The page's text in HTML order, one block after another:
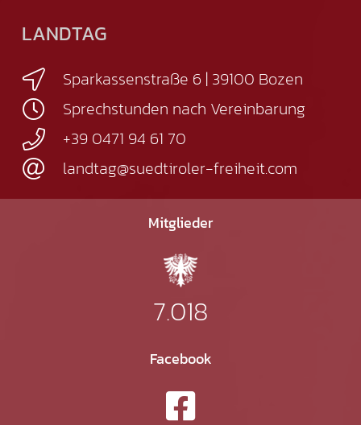
LANDTAG
Sparkassenstraße 6 | 39100 Bozen
Sprechstunden nach Vereinbarung
+39 0471 94 61 70
landtag@suedtiroler-freiheit.com
Mitglieder
7.018
Facebook